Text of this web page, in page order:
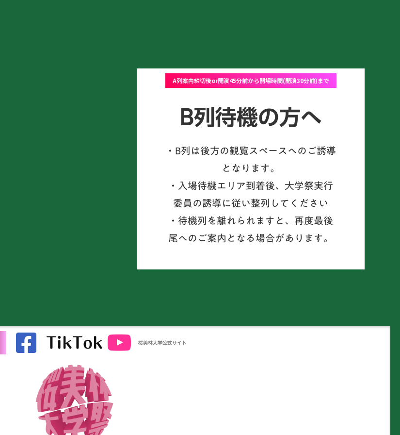
A列案内締切後or開演45分前から開場時間(開演30分前)まで
B列待機の方へ
・B列は後方の観覧スペースへのご誘導
となります。
・入場待機エリア到着後、大学祭実行
委員の誘導に従い整列してください
・待機列を離れられますと、再度最後
尾へのご案内となる場合があります。
TikTok 桜美林大学公式サイト